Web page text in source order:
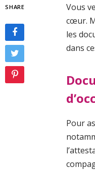
SHARE
Vous
cœur.
les
dans
Pour